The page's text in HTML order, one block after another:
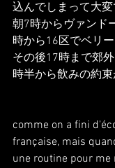
込んでしまって大変
朝7時からヴァンド
時から16区でベリ
その後17時まで郊
時半から飲みの約束
comme on a fini
française, mais
une routine pour me